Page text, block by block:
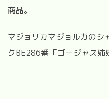
商品。
マジョリカマジョルカのシ
クBE286番「ゴージャス姉